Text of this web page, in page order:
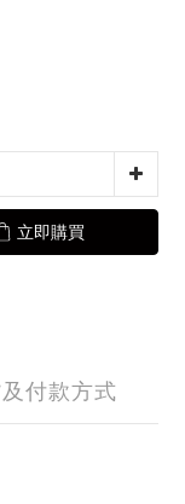
立即購買
付款方式